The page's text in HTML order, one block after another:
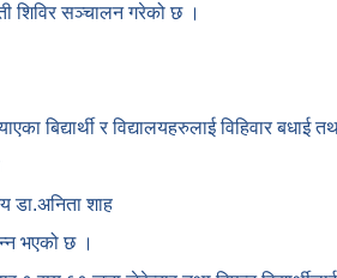
शिविर सञ्चालन गरेको छ ।
बिद्यार्थी र विद्यालयहरुलाई विहिवार बधाई
डा.अनिता शाह
भएको छ ।